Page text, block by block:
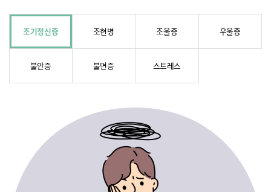
조기정신증 조현병 조울증 우울증
불안증 불면증 스트레스